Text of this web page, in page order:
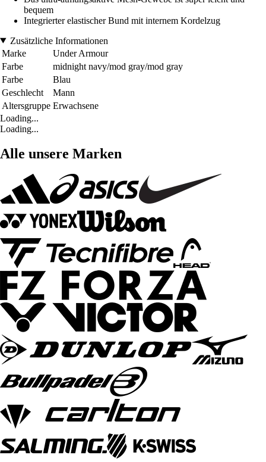
bequem
Integrierter elastischer Bund mit internem Kordelzug
Zusätzliche Informationen
Marke
Under Armour
Farbe
midnight navy/mod gray/mod gray
Farbe
Blau
Geschlecht
Mann
Altersgruppe Erwachsene
Loading...
Loading...
Alle unsere Marken